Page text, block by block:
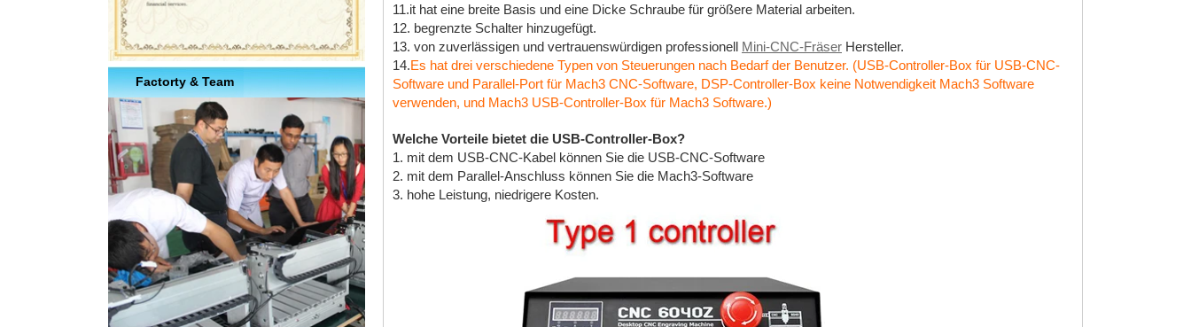
Factorty & Team
11.it hat eine breite Basis und eine Dicke Schraube für größere Material arbeiten.
12. begrenzte Schalter hinzugefügt.
13. von zuverlässigen und vertrauenswürdigen professionell
Mini-CNC-Fräser Hersteller.
14.Es hat drei verschiedene Typen von Steuerungen nach Bedarf der Benutzer. (USB-Controller-Box für USB-CNC-
Software und Parallel-Port für Mach3 CNC-Software, DSP-Controller-Box keine Notwendigkeit Mach3 Software
verwenden, und Mach3 USB-Controller-Box für Mach3 Software.)
Welche Vorteile bietet die USB-Controller-Box?
1. mit dem USB-CNC-Kabel können Sie die USB-CNC-Software
2. mit dem Parallel-Anschluss können Sie die Mach3-Software
3. hohe Leistung, niedrigere Kosten.